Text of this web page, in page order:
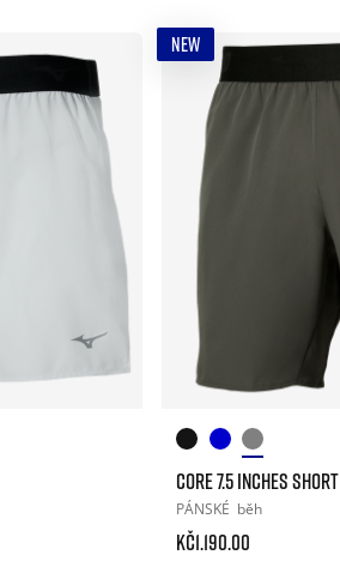
NEW
CORE 7.5 INCHES SHORT
PÁNSKÉ běh
Kč1.190.00